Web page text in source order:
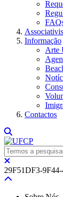
Informação
Arte
Contactos
29F51DF3-